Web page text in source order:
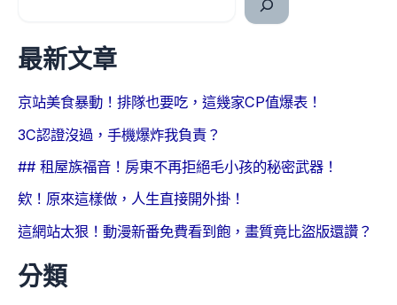
最新文章
京站美食暴動！排隊也要吃，這幾家CP值爆表！
3C認證沒過，手機爆炸我負責？
## 租屋族福音！房東不再拒絕毛小孩的秘密武器！
欸！原來這樣做，人生直接開外掛！
這網站太狠！動漫新番免費看到飽，畫質竟比盜版還讚？
分類